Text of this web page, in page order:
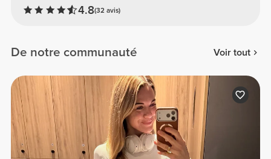
4.8(32 avis)
De notre communauté Voir tout